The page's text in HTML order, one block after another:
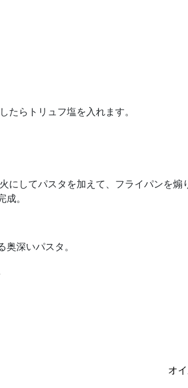
たらトリュフ塩を入れます。
にしてパスタを加えて、フライパンを煽
。
深いパスタ。
オ